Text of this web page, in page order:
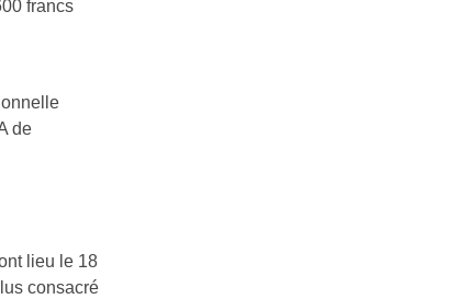
francs
de
lieu le 18
consacré